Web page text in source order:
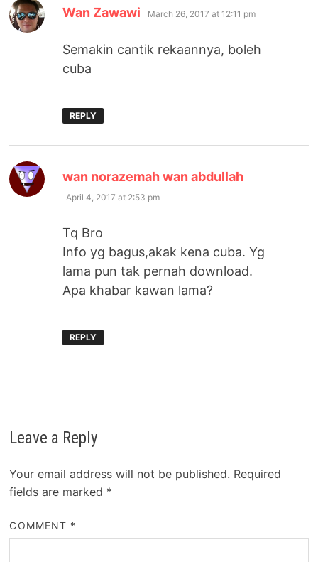
Wan Zawawi says:
March 26, 2017 at 12:11 pm
Semakin cantik rekaannya, boleh
cuba
REPLY
wan norazemah wan abdullah
April 4, 2017 at 2:53 pm
Tq Bro
Info yg bagus,akak kena cuba. Yg
lama pun tak pernah download.
Apa khabar kawan lama?
REPLY
Leave a Reply
Your email address will not be published. Required
fields are marked *
COMMENT *